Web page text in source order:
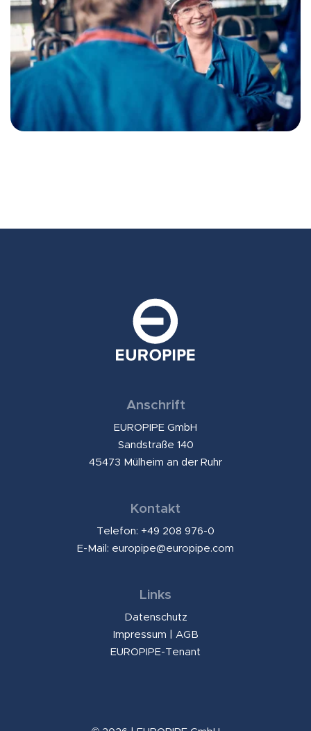
Anschrift
EUROPIPE GmbH
Sandstraße 140
45473 Mülheim an der Ruhr
Kontakt
Telefon: +49 208 976-0
E-Mail: europipe@europipe.com
Links
Datenschutz
Impressum
AGB
EUROPIPE-Tenant